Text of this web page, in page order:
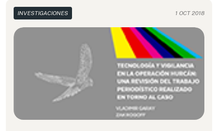
INVESTIGACIONES 1 OCT 2018